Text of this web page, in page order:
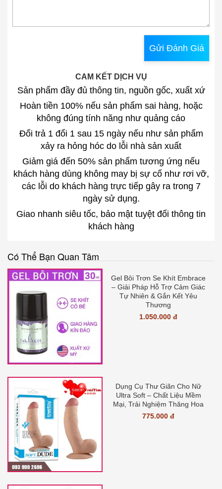
Gửi Đánh Giá
CAM KẾT DỊCH VỤ
Sản phẩm đầy đủ thông tin, nguồn gốc, xuất xứ
Hoàn tiền 100% nếu sản phẩm sai hàng, hoặc
không đúng tính năng như quảng cáo
Đổi trả 1 đổi 1 sau 15 ngày nếu như sản phẩm
xảy ra hỏng hóc do lỗi nhà sản xuất
Giảm giá đến 50% sản phẩm tương ứng nếu
khách hàng dùng không may bị sự cố như rơi vỡ,
các lỗi do khách hàng trực tiếp gây ra trong 7
ngày sử dụng.
Giao nhanh siêu tốc, bảo mật tuyệt đối thông tin
khách hàng
Có Thể Bạn Quan Tâm
Gel Bôi Trơn Se Khít Embrace
– Giải Pháp Hỗ Trợ Cảm Giác
Tự Nhiên & Gắn Kết Yêu
Thương
1.050.000 đ
Dụng Cụ Thư Giãn Cho Nữ
Ultra Soft – Chất Liệu Mềm
Mại, Trải Nghiệm Thăng Hoa
775.000 đ